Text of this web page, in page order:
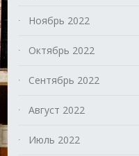
Ноябрь 2022
Октябрь 2022
Сентябрь 2022
Август 2022
Июль 2022